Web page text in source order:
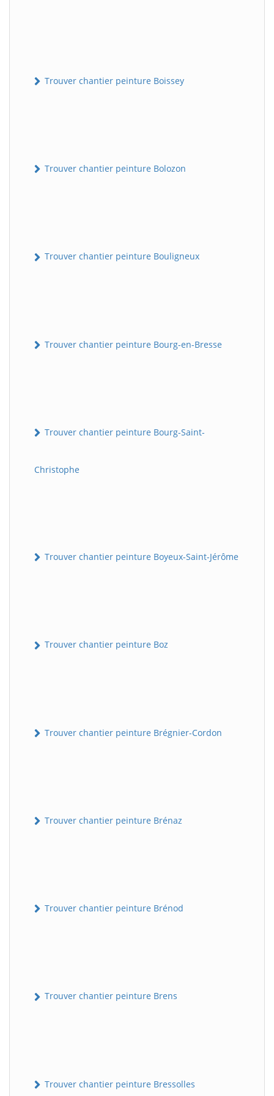
Trouver chantier peinture Boissey
Trouver chantier peinture Bolozon
Trouver chantier peinture Bouligneux
Trouver chantier peinture Bourg-en-Bresse
Trouver chantier peinture Bourg-Saint-
Christophe
Trouver chantier peinture Boyeux-Saint-Jérôme
Trouver chantier peinture Boz
Trouver chantier peinture Brégnier-Cordon
Trouver chantier peinture Brénaz
Trouver chantier peinture Brénod
Trouver chantier peinture Brens
Trouver chantier peinture Bressolles